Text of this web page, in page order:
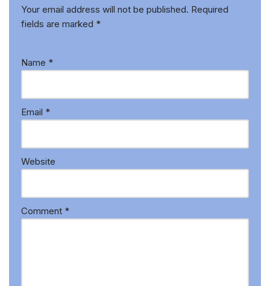
Your email address will not be published. Required
fields are marked *
Name *
Email *
Website
Comment *